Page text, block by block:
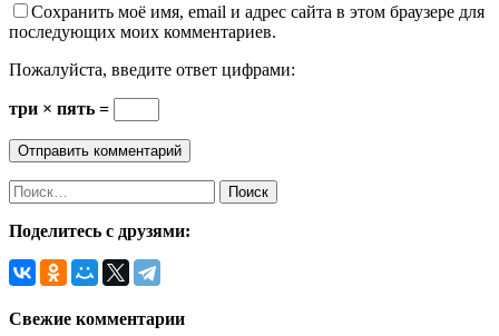
Сохранить моё имя, email и адрес сайта в этом браузере для
последующих моих комментариев.
Пожалуйста, введите ответ цифрами:
три × пять =
Поделитесь с друзями:
Свежие комментарии